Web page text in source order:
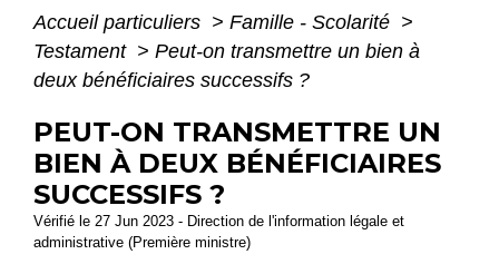
Accueil particuliers > Famille - Scolarité >
Testament > Peut-on transmettre un bien à
deux bénéficiaires successifs ?
PEUT-ON TRANSMETTRE UN
BIEN À DEUX BÉNÉFICIAIRES
SUCCESSIFS ?
Vérifié le 27 Jun 2023 - Direction de l'information légale et
administrative (Première ministre)